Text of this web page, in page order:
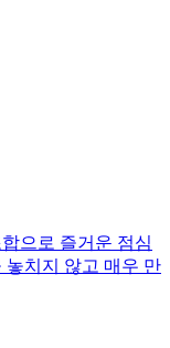
으로 즐거운 점심
놓치지 않고 매우 만